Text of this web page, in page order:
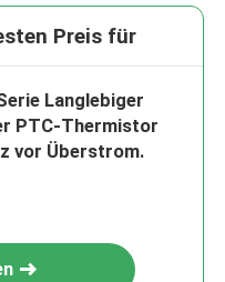
Preis für
Langlebiger
PTC-Thermistor
vor Überstrom.